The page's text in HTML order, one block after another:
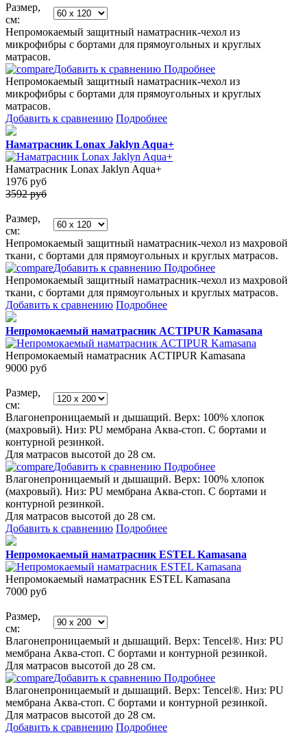
Размер,
см:
Непромокаемый защитный наматрасник-чехол из
микрофибры с бортами для прямоугольных и круглых
матрасов.
Добавить к сравнению Подробнее
Непромокаемый защитный наматрасник-чехол из
микрофибры с бортами для прямоугольных и круглых
матрасов.
Добавить к сравнению Подробнее
Наматрасник Lonax Jaklyn Aqua+
Наматрасник Lonax Jaklyn Aqua+
1976 руб
3592 руб
Размер,
см:
Непромокаемый защитный наматрасник-чехол из махровой
ткани, с бортами для прямоугольных и круглых матрасов.
Добавить к сравнению Подробнее
Непромокаемый защитный наматрасник-чехол из махровой
ткани, с бортами для прямоугольных и круглых матрасов.
Добавить к сравнению Подробнее
Непромокаемый наматрасник ACTIPUR Kamasana
Непромокаемый наматрасник ACTIPUR Kamasana
9000 руб
Размер,
см:
Влагонепроницаемый и дышащий. Верх: 100% хлопок
(махровый). Низ: PU мембрана Аква-стоп. С бортами и
контурной резинкой.
Для матрасов высотой до 28 см.
Добавить к сравнению Подробнее
Влагонепроницаемый и дышащий. Верх: 100% хлопок
(махровый). Низ: PU мембрана Аква-стоп. С бортами и
контурной резинкой.
Для матрасов высотой до 28 см.
Добавить к сравнению Подробнее
Непромокаемый наматрасник ESTEL Kamasana
Непромокаемый наматрасник ESTEL Kamasana
7000 руб
Размер,
см:
Влагонепроницаемый и дышащий. Верх: Tencel®. Низ: PU
мембрана Аква-стоп. С бортами и контурной резинкой.
Для матрасов высотой до 28 см.
Добавить к сравнению Подробнее
Влагонепроницаемый и дышащий. Верх: Tencel®. Низ: PU
мембрана Аква-стоп. С бортами и контурной резинкой.
Для матрасов высотой до 28 см.
Добавить к сравнению Подробнее